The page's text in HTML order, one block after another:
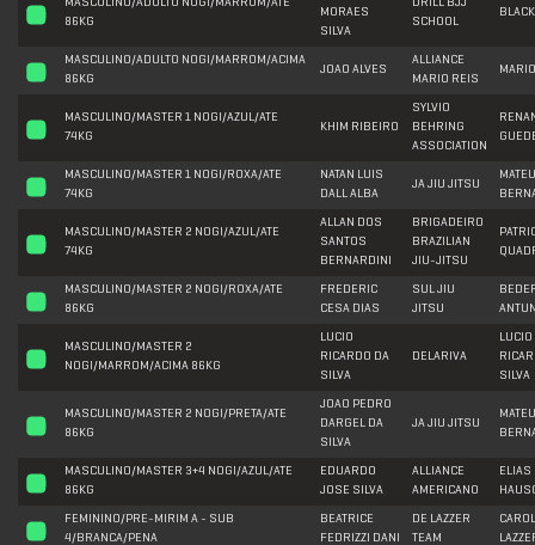
MASCULINO/ADULTO NOGI/MARROM/ATE
86KG
MORAES
SILVA
DRILL BJJ
SCHOOL
BLACK
MASCULINO/ADULTO NOGI/MARROM/ACIMA
86KG
JOAO ALVES
ALLIANCE
MARIO REIS
MASCULINO/MASTER 1 NOGI/AZUL/ATE
74KG
KHIM RIBEIRO
SYLVIO
BEHRING
ASSOCIATION
MASCULINO/MASTER 1 NOGI/ROXA/ATE
74KG
NATAN LUIS
DALL ALBA
JA JIU JITSU
MASCULINO/MASTER 2 NOGI/AZUL/ATE
74KG
ALLAN DOS
SANTOS
BERNARDINI
BRIGADEIRO
BRAZILIAN
JIU-JITSU
MASCULINO/MASTER 2 NOGI/ROXA/ATE
86KG
FREDERIC
CESA DIAS
SUL JIU
JITSU
MASCULINO/MASTER 2
NOGI/MARROM/ACIMA 86KG
LUCIO
RICARDO DA
SILVA
DELARIVA
LUCIO
SILVA
MASCULINO/MASTER 2 NOGI/PRETA/ATE
86KG
JOAO PEDRO
DARGEL DA
SILVA
JA JIU JITSU
MASCULINO/MASTER 3+4 NOGI/AZUL/ATE
86KG
EDUARDO
JOSE SILVA
ALLIANCE
AMERICANO
ELIAS
FEMININO/PRE-MIRIM A - SUB
4/BRANCA/PENA
BEATRICE
FEDRIZZI DANI
DE LAZZER
TEAM